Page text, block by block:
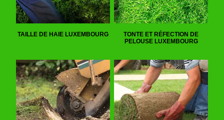
TAILLE DE HAIE LUXEMBOURG
TONTE ET RÉFECTION DE
PELOUSE LUXEMBOURG